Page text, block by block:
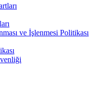
ve İşlenmesi Politikası